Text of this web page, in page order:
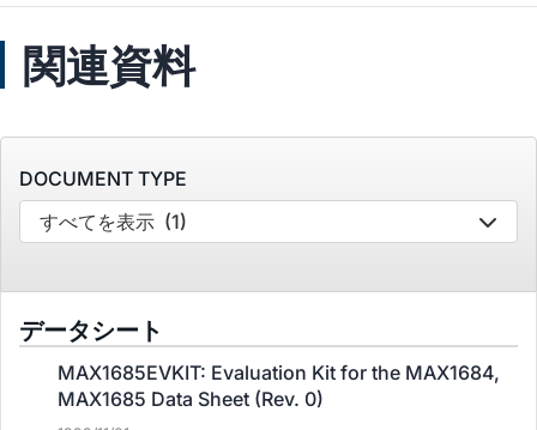
関連資料
DOCUMENT TYPE
すべてを表示 (1)
データシート
MAX1685EVKIT: Evaluation Kit for the MAX1684,
MAX1685 Data Sheet (Rev. 0)